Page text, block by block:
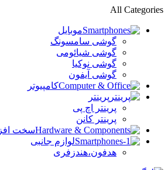
All Categories
موبایل
گوشی سامسونگ
گوشی شیائومی
گوشی نوکیا
گوشی آیفون
کامپیوتر
پرینتر
پرینتر اچ پی
پرینتر کانن
سخت
لوازم جانبی
هدفون،هندزفری